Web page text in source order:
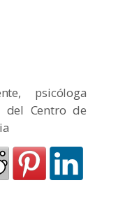
psicóloga
del Centro de